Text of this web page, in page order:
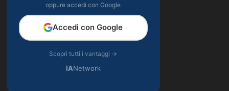
oppure accedi con Google
Accedi con Google
Scopri tutti i vantaggi →
IANetwork